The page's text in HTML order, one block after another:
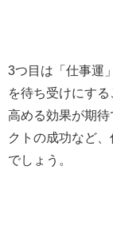
3つ目は「仕事運
を待ち受けにす
高める効果が期
クトの成功など
でしょう。